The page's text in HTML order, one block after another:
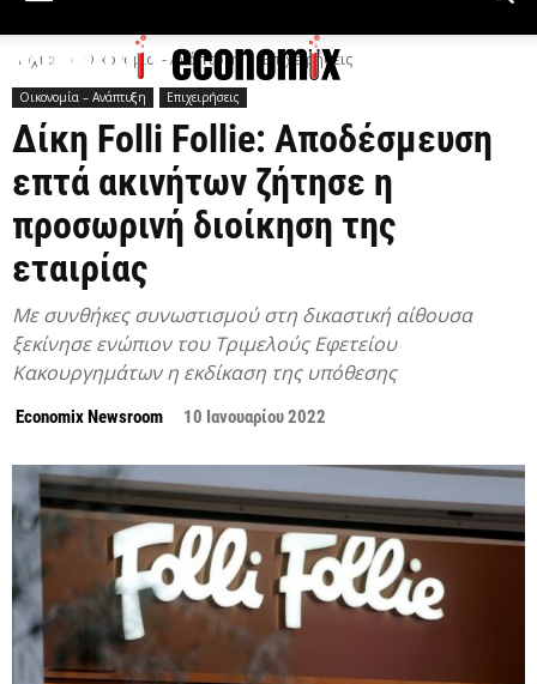
Αρχική Οικονομία – Ανάπτυξη Επιχειρήσεις
Οικονομία – Ανάπτυξη Επιχειρήσεις
Δίκη Folli Follie: Αποδέσμευση
επτά ακινήτων ζήτησε η
προσωρινή διοίκηση της
εταιρίας
Με συνθήκες συνωστισμού στη δικαστική αίθουσα
ξεκίνησε ενώπιον του Τριμελούς Εφετείου
Κακουργημάτων η εκδίκαση της υπόθεσης
Economix Newsroom 10 Ιανουαρίου 2022